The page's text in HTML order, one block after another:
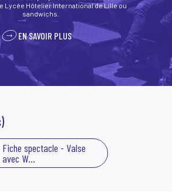
Lycée Hôtelier International de Lille ou
sandwichs.
EN SAVOIR PLUS
Fiche spectacle - Valse
avec W...